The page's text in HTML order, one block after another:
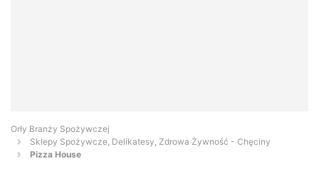
Orły Branży Spożywczej
Sklepy Spożywcze, Delikatesy, Zdrowa Żywność - Chęciny
Pizza House